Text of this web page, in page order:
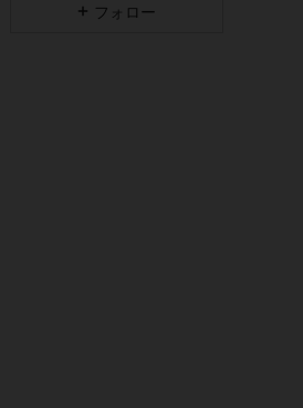
フォロー